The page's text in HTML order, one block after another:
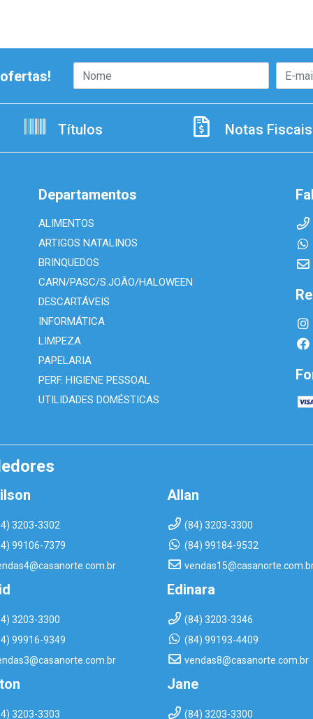
Títulos Notas Fiscais
Departamentos
ALIMENTOS
ARTIGOS NATALINOS
BRINQUEDOS
CARN/PASC/S.JOÃO/HALOWEEN
DESCARTÁVEIS
INFORMÁTICA
LIMPEZA
PAPELARIA
PERF. HIGIENE PESSOAL
UTILIDADES DOMÉSTICAS
3203-3302
99106-7379
Allan
(84) 3203-3300
(84) 99184-9532
3203-3300
99916-9349
Edinara
(84) 3203-3346
(84) 99193-4409
vendas8@casanorte.com.br
3203-3303
Jane
(84) 3203-3300